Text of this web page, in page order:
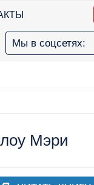
Мы в соцсетях:
Мэри